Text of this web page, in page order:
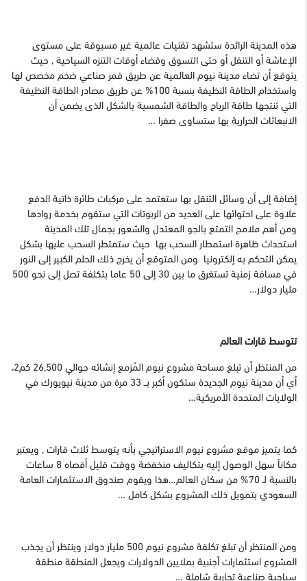
هذه المدينة الرائدة ستشهد تقنيات عالمية غير مسبوقة على مستوى
الإعاشة أو التنقل أو حتى التسوق وقضاء أوقات التنزه السياحية , حيث
يتوقع أن تضاء مدينة نيوم العالمية عن طريق قمر صناعي ضخم مخصص لها
واستخدام الطاقة النظيفة بنسبة 100% عن طريق مصادر الطاقة النظيفة
التي تنتجها طاقة الرياح والطاقة الشمسية بالشكل الذى يضمن أن
الانبعاثات الحرارية بها ستساوى صفرا …
إضافة إلى أن وسائل التنقل بها ستعتمد على مركبات طائرة ذاتية الدفع
علاوة على احتوائها على العديد من الربوتات التي ستقوم بخدمة روادها
ومن أهم ملامح التمتع بالجو المعتدل والشعور بجمال تلك المدينة
استحداث ظاهرة استمطار السحب بها حيث ستمتطر السحب عليها بشكل
يمكن التحكم به إلكترونيا ومن المتوقع أن يخرج ذلك الحلم الكبير إلى النور
في مسافة زمنية تستغرق ما بين 30 إلى 50 عاما بتكلفة تصل إلى نحو 500
مليار دولار…
تتوسط قارات العالم
من المنتظر أن تبلغ مساحة مشروع نيوم المُزمع إنشائه
حوالي 26,500 كم2،
أي أن مدينة نيوم الجديدة ستكون أكبر بــ 33 مرة من مدينة نيويورك في
الولايات المتحدة الأمريكية…
كما يتميز موقع مشروع نيوم الاستراتيجي بأنه يتوسط ثلاث قارات , ويعتبر
مكاناً سهل الوصول إليه بتكاليف منخفضة ووقت قليل أقصاه 8 ساعات
بالنسبة لـ 70% من سكان العالم…هذا ويقوم صندوق الاستثمارات العامة
السعودي بتمويل ذلك المشروع بشكل كامل …
ومن المنتظر أن تبلغ تكلفة مشروع نيوم 500 مليار دولار وينتظر أن يجذب
المشروع استثمارات أجنبية بملايين الدولارات ويجعل المنطقة منطقة
سياحية صناعية تجارية شاملة …